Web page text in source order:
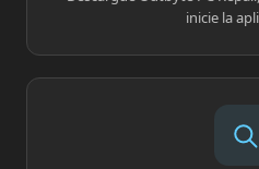
inicie la